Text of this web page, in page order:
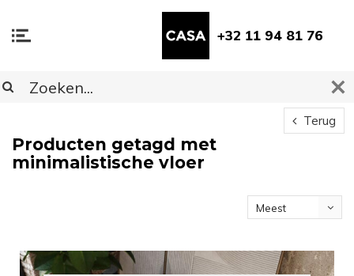
+32 11 94 81 76
Terug
Producten getagd met
minimalistische vloer
Meest